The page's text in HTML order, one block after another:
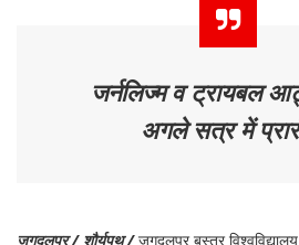
जर्नलिज्म व ट्रायबल
अगले सत्र में
जगदलपुर / शौर्यपथ / जगदलपुर बस्तर